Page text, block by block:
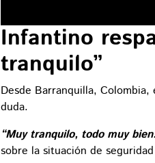
Infantino
tranquilo”
Desde Barranquilla,
duda.
“Muy tranquilo, todo muy
sobre la situación de